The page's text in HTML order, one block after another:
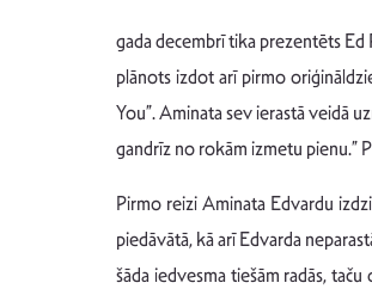
gada decembrī tika prezentēts Ed
plānots izdot arī pirmo
You”. Aminata sev ierastā veidā
gandrīz no rokām izmetu pienu.”
Pirmo reizi Aminata Edvardu
piedāvātā, kā arī Edvarda
šāda iedvesma tiešām radās,